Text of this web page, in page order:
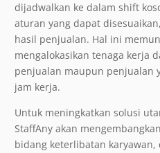
dijadwalkan ke dalam shift
aturan yang dapat
hasil penjualan. Hal ini
mengalokasikan tenaga kerja
penjualan maupun penjualan
jam kerja.
Untuk meningkatkan solusi
StaffAny akan
bidang keterlibatan